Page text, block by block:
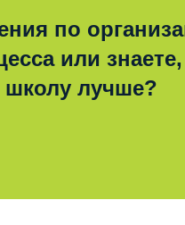
по
или знаете,
школу лучше?